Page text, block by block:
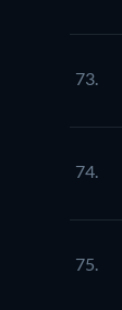
73.
74.
75.